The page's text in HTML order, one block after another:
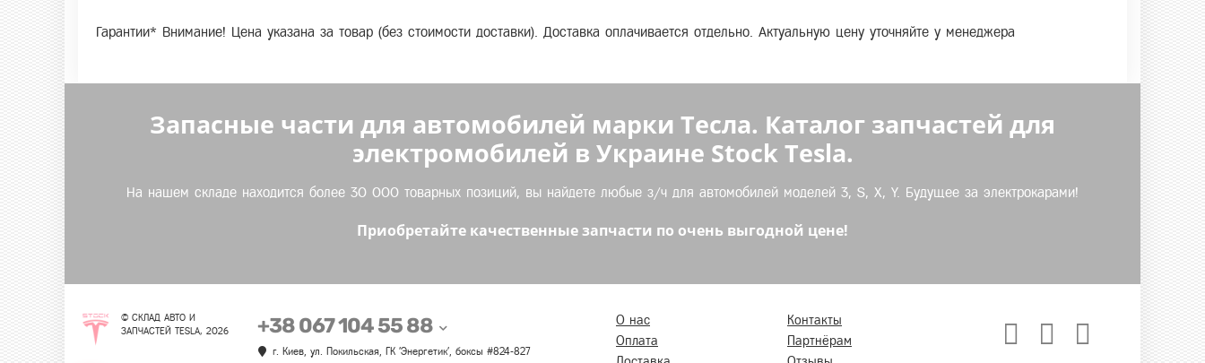
Гарантии* Внимание! Цена указана за товар (без стоимости доставки). Доставка оплачивается отдельно. Актуальную цену уточняйте у менеджера
Запасные части для автомобилей марки Тесла. Каталог запчастей для
электромобилей в Украине Stock Tesla.
На нашем складе находится более 30 000 товарных позиций, вы найдете любые з/ч для автомобилей моделей 3, S, X, Y. Будущее за электрокарами!
Приобретайте качественные запчасти по очень выгодной цене!
© СКЛАД АВТО И
ЗАПЧАСТЕЙ TESLA, 2026
+38 067 104 55 88
г. Киев, ул. Покильская, ГК 'Энергетик', боксы #824-827
О нас
Оплата
Контакты
Партнёрам